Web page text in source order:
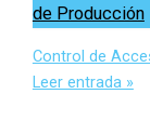
de Producción
Control de
Leer entrada »